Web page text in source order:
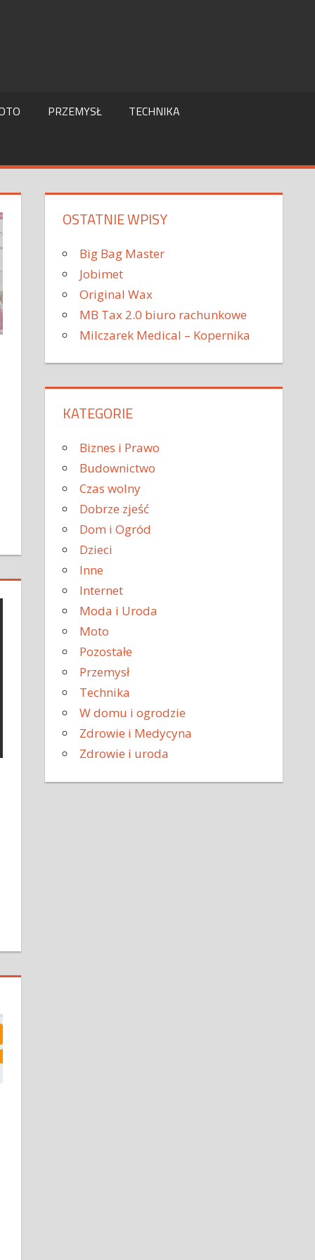
PRZEMYSŁ TECHNIKA
OSTATNIE WPISY
Big Bag Master
Jobimet
Original Wax
MB Tax 2.0 biuro rachunkowe
Milczarek Medical – Kopernika
KATEGORIE
Biznes i Prawo
Budownictwo
Czas wolny
Dobrze zjeść
Dom i Ogród
Dzieci
Inne
Internet
Moda i Uroda
Moto
Pozostałe
Przemysł
Technika
W domu i ogrodzie
Zdrowie i Medycyna
Zdrowie i uroda